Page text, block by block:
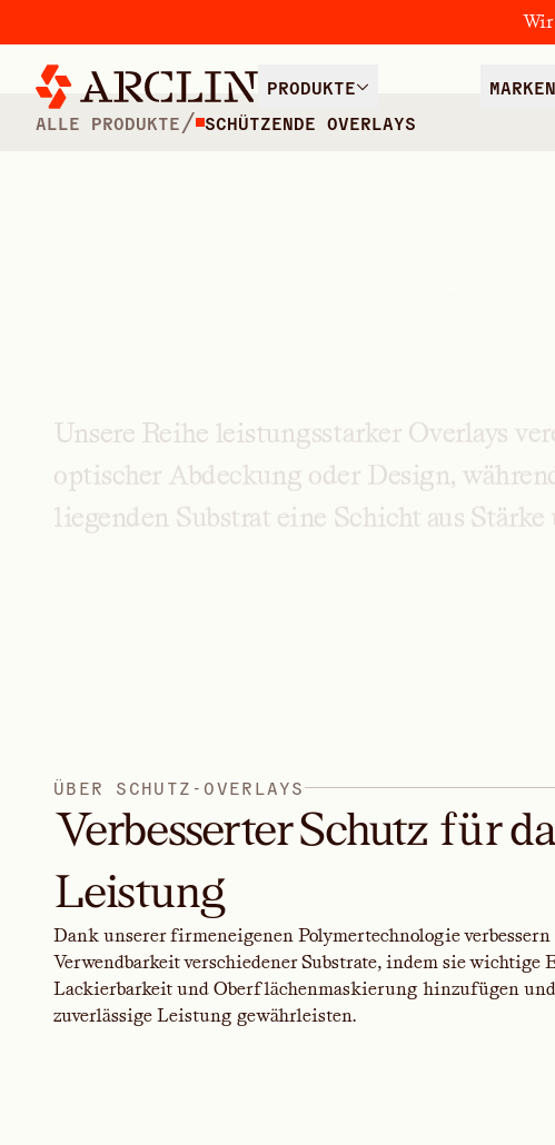
PRODUKTE MARKEN
ALLE PRODUKTE / SCHÜTZENDE OVERLAYS
Unsere Reihe leistungsstarker Overlays
optischer Abdeckung oder Design,
liegenden Substrat eine Schicht aus Stärke
ÜB ER S CHU TZ -OVER L AYS
Verbesserter Schutz für
Leistung
Dank unserer firmeneigenen Polymertechnologie
Verwendbarkeit verschiedener Substrate, indem sie wichtige
Lackierbarkeit und Oberflächenmaskierung hinzufügen
zuverlässige Leistung gewährleisten.